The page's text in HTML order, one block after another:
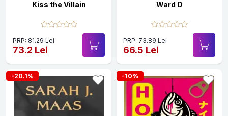
Kiss the Villain
PRP: 81.29 Lei
73.2 Lei
Ward D
PRP: 73.89 Lei
66.5 Lei
-20.1% -10%